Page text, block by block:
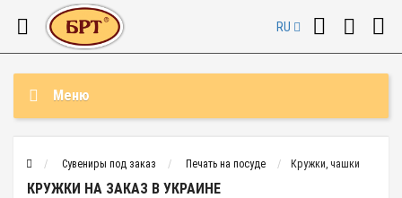
RU
Меню
Сувениры под заказ Печать на посуде Кружки, чашки
КРУЖКИ НА ЗАКАЗ В УКРАИНЕ